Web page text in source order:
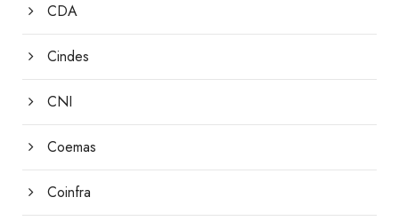
CDA
Cindes
CNI
Coemas
Coinfra